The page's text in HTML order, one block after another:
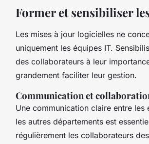
Former et sensibiliser
Les mises à jour logicielles ne
uniquement les équipes IT.
des collaborateurs à leur
grandement faciliter leur gestion.
Communication et
Une communication claire entre les
les autres départements est
régulièrement les collaborateurs